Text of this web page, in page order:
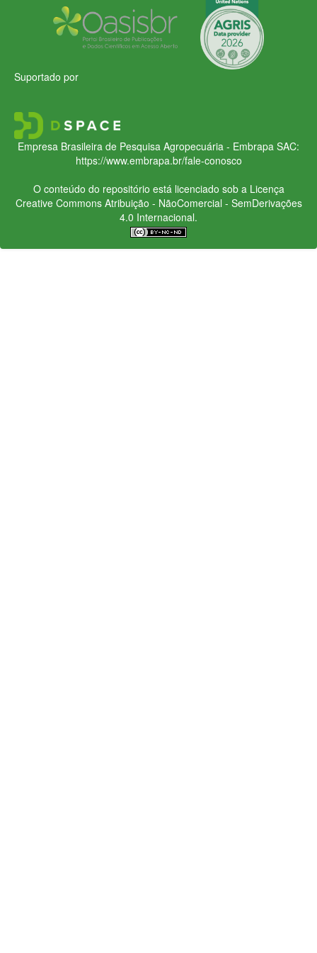
Suportado por
Empresa Brasileira de Pesquisa Agropecuária - Embrapa SAC:
https://www.embrapa.br/fale-conosco
O conteúdo do repositório está licenciado sob a Licença
Creative CommonsAtribuição - NãoComercial - SemDerivações
4.0 Internacional.